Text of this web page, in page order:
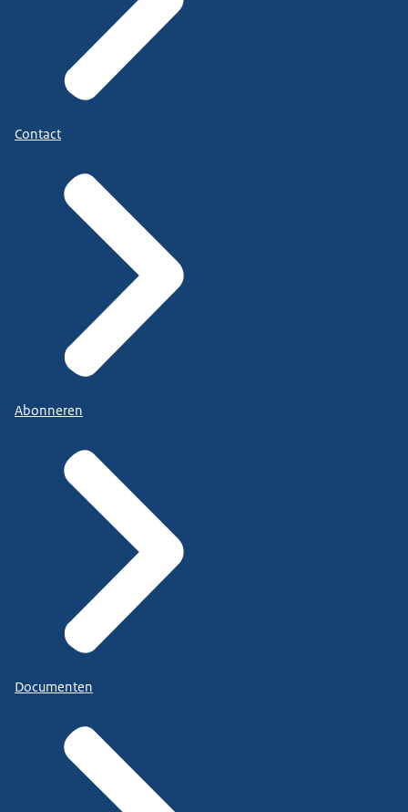
Contact
Abonneren
Documenten